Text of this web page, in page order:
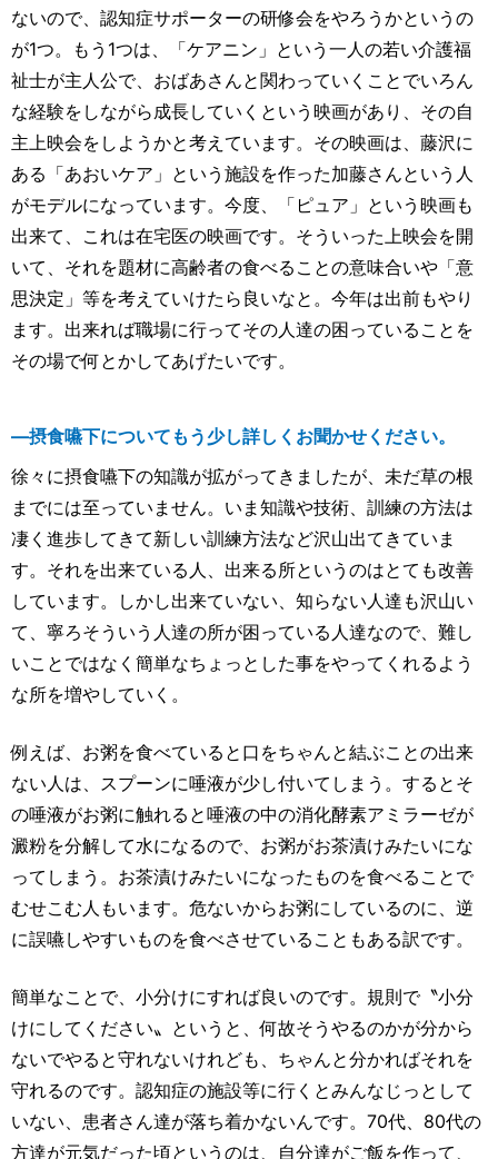
ないので、認知症サポーターの研修会をやろうかというの
が1つ。もう1つは、「ケアニン」という一人の若い介護福
祉士が主人公で、おばあさんと関わっていくことでいろん
な経験をしながら成長していくという映画があり、その自
主上映会をしようかと考えています。その映画は、藤沢に
ある「あおいケア」という施設を作った加藤さんという人
がモデルになっています。今度、「ピュア」という映画も
出来て、これは在宅医の映画です。そういった上映会を開
いて、それを題材に高齢者の食べることの意味合いや「意
思決定」等を考えていけたら良いなと。今年は出前もやり
ます。出来れば職場に行ってその人達の困っていることを
その場で何とかしてあげたいです。
―摂食嚥下についてもう少し詳しくお聞かせください。
徐々に摂食嚥下の知識が拡がってきましたが、未だ草の根
までには至っていません。いま知識や技術、訓練の方法は
凄く進歩してきて新しい訓練方法など沢山出てきていま
す。それを出来ている人、出来る所というのはとても改善
しています。しかし出来ていない、知らない人達も沢山い
て、寧ろそういう人達の所が困っている人達なので、難し
いことではなく簡単なちょっとした事をやってくれるよう
な所を増やしていく。
例えば、お粥を食べていると口をちゃんと結ぶことの出来
ない人は、スプーンに唾液が少し付いてしまう。するとそ
の唾液がお粥に触れると唾液の中の消化酵素アミラーゼが
澱粉を分解して水になるので、お粥がお茶漬けみたいにな
ってしまう。お茶漬けみたいになったものを食べることで
むせこむ人もいます。危ないからお粥にしているのに、逆
に誤嚥しやすいものを食べさせていることもある訳です。
簡単なことで、小分けにすれば良いのです。規則で〝小分
けにしてください〟というと、何故そうやるのかが分から
ないでやると守れないけれども、ちゃんと分かればそれを
守れるのです。認知症の施設等に行くとみんなじっとして
いない、患者さん達が落ち着かないんです。70代、80代の
方達が元気だった頃というのは、自分達がご飯を作って、